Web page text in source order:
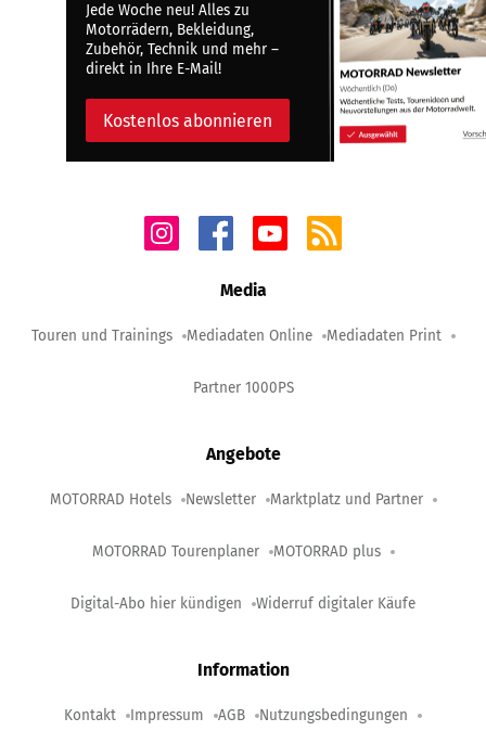
Jede Woche neu! Alles zu
Motorrädern, Bekleidung,
Zubehör, Technik und mehr –
direkt in Ihre E-Mail!
Kostenlos abonnieren
Media
Touren und Trainings Mediadaten Online Mediadaten Print
Partner 1000PS
Angebote
MOTORRAD Hotels Newsletter Marktplatz und Partner
MOTORRAD Tourenplaner MOTORRAD plus
Digital-Abo hier kündigen Widerruf digitaler Käufe
Information
Kontakt Impressum AGB Nutzungsbedingungen